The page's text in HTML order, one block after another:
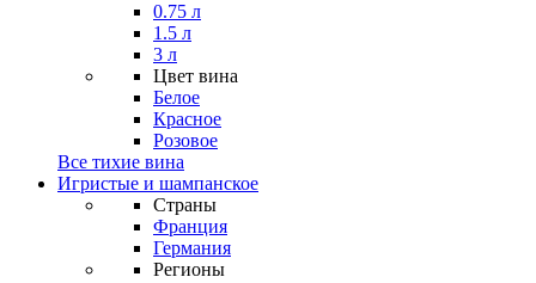
0.75 л
1.5 л
3 л
Цвет вина
Белое
Красное
Розовое
Все тихие вина
Игристые и шампанское
Страны
Франция
Германия
Регионы